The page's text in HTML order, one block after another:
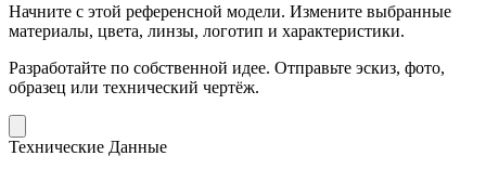
Начните с этой референсной модели. Измените выбранные
материалы, цвета, линзы, логотип и характеристики.
Разработайте по собственной идее. Отправьте эскиз, фото,
образец или технический чертёж.
Технические Данные